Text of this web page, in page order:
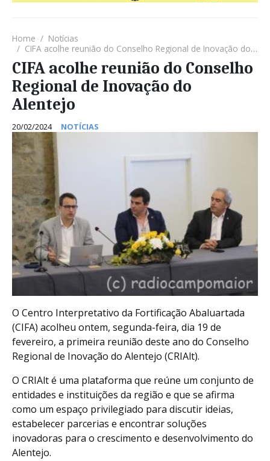
Home
Notícias
CIFA acolhe reunião do Conselho Regional de Inovação do Alentejo
CIFA acolhe reunião do Conselho
Regional de Inovação do
Alentejo
20/02/2024 NOTÍCIAS
O Centro Interpretativo da Fortificação Abaluartada
(CIFA) acolheu ontem, segunda-feira, dia 19 de
fevereiro, a primeira reunião deste ano do Conselho
Regional de Inovação do Alentejo (CRIAlt).
O CRIAlt é uma plataforma que reúne um conjunto de
entidades e instituições da região e que se afirma
como um espaço privilegiado para discutir ideias,
estabelecer parcerias e encontrar soluções
inovadoras para o crescimento e desenvolvimento do
Alentejo.